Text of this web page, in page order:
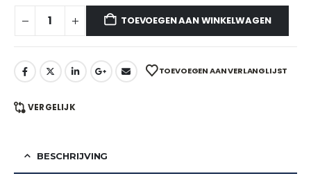
TOEVOEGEN AAN WINKELWAGEN
TOEVOEGEN AAN VERLANGLIJST
VERGELIJK
BESCHRIJVING